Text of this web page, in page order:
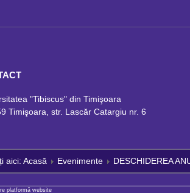
"Tibiscus" din Timişoara
Timişoara, str. Lascăr Catargiu nr. 6
aici: Acasă Evenimente DESCHIDEREA
platformă website